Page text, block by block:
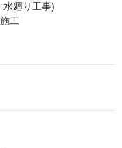
水廻り工事)
工